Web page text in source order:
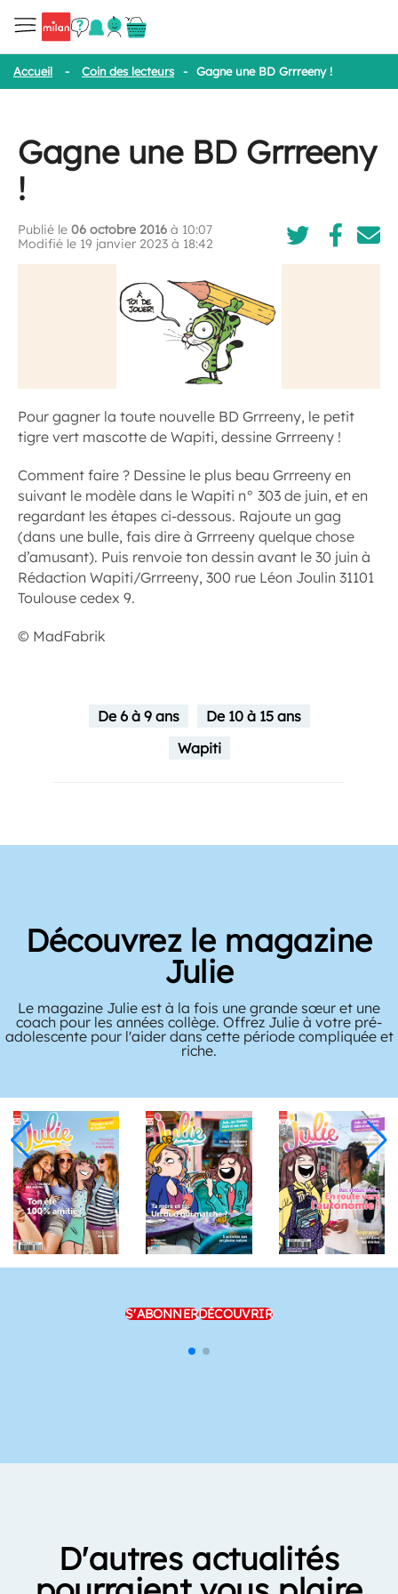
Accueil - Coin des lecteurs - Gagne une BD Grrreeny !
Gagne une BD Grrreeny
!
Publié le 06 octobre 2016 à 10:07
Modifié le 19 janvier 2023 à 18:42
Pour gagner la toute nouvelle BD Grrreeny, le petit
tigre vert mascotte de Wapiti, dessine Grrreeny !
Comment faire ? Dessine le plus beau Grrreeny en
suivant le modèle dans le Wapiti n° 303 de juin, et en
regardant les étapes ci-dessous. Rajoute un gag
(dans une bulle, fais dire à Grrreeny quelque chose
d’amusant). Puis renvoie ton dessin avant le 30 juin à
Rédaction Wapiti/Grrreeny, 300 rue Léon Joulin 31101
Toulouse cedex 9.
© MadFabrik
De 6 à 9 ans
De 10 à 15 ans
Wapiti
Découvrez le magazine
Julie
Le magazine Julie est à la fois une grande sœur et une
coach pour les années collège. Offrez Julie à votre pré-
adolescente pour l'aider dans cette période compliquée et
riche.
S'ABONNERDÉCOUVRIR
D'autres actualités